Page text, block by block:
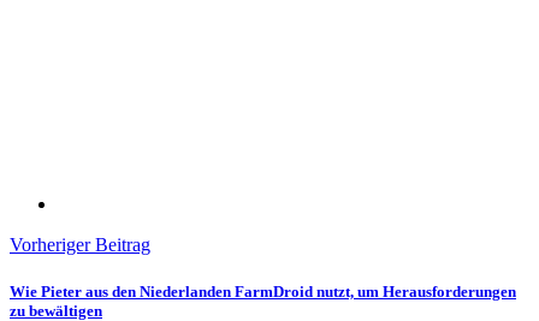
Vorheriger Beitrag
Wie Pieter aus den Niederlanden FarmDroid nutzt, um Herausforderungen
zu bewältigen